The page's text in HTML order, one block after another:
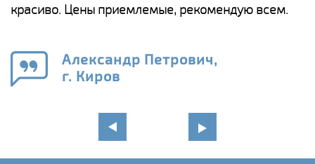
красиво. Цены приемлемые, рекомендую всем.
Александр Петрович,
г. Киров